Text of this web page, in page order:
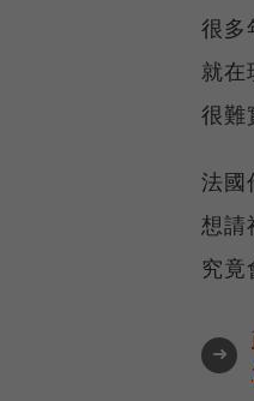
很多
就在
很難
法國
想請
究竟
➜